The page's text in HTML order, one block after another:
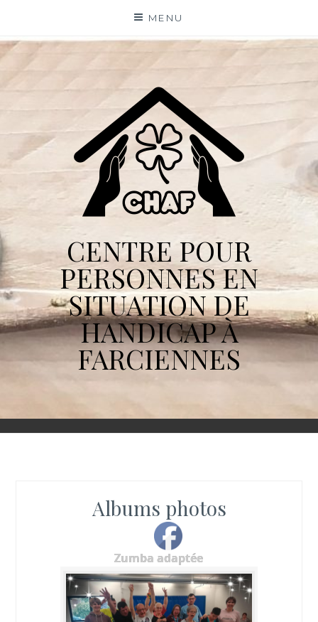
content
MENU
CENTRE POUR
PERSONNES EN
SITUATION DE
HANDICAP À
FARCIENNES
Albums photos
Zumba adaptée